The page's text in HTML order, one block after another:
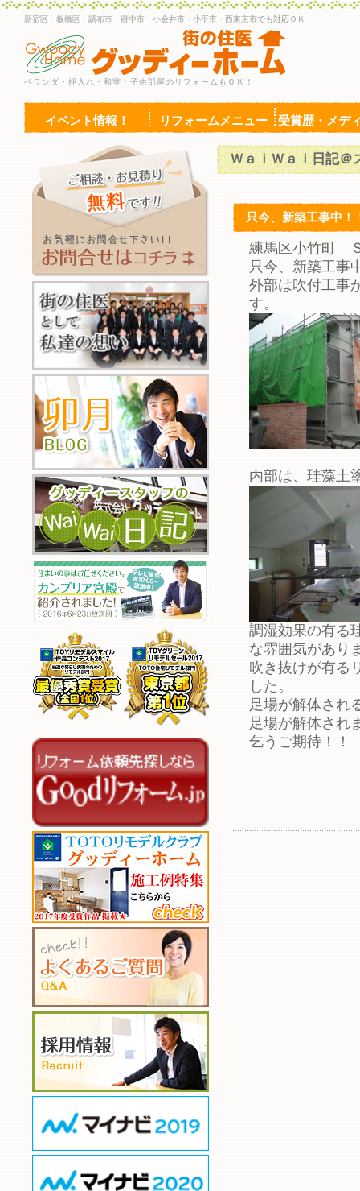
新宿区・板橋区・調布市・府中市・小金井市・小平市・西東京市でも対応ＯＫ
ベランダ・押入れ・和室・子供部屋のリフォームもＯＫ！
イベント情報！ リフォームメニュー 受賞歴・メデ
ＷａｉＷａｉ日記＠
只今、新築工事中！
練馬区小竹町
只今、新築工事
外部は吹付工事
す。
内部は、珪藻土
調湿効果の有る
な雰囲気があり
吹き抜けが有る
した。
足場が解体され
足場が解体され
乞うご期待！